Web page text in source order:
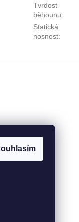
Tvrdost
běhounu:
Statická
nosnost: